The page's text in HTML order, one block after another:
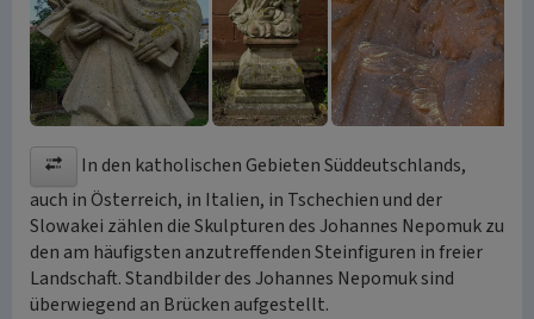
In den katholischen Gebieten Süddeutschlands,
auch in Österreich, in Italien, in Tschechien und der
Slowakei zählen die Skulpturen des Johannes Nepomuk zu
den am häufigsten anzutreffenden Steinfiguren in freier
Landschaft. Standbilder des Johannes Nepomuk sind
überwiegend an Brücken aufgestellt.